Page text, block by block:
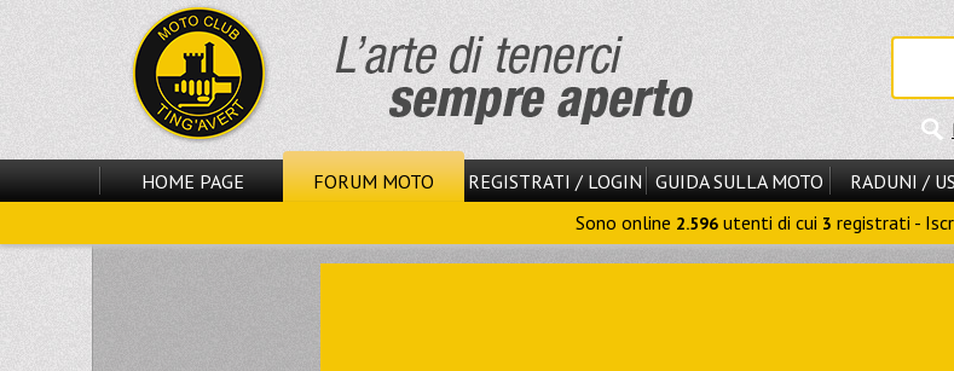
HOME PAGE FORUM MOTO REGISTRATI / LOGIN GUIDA SULLA MOTO RADUNI /
Sono online 2.596 utenti di cui 3 registrati -